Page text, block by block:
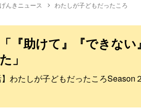
げんきニュース わたしが子どもだったころ
『助けて』『できな
」
】わたしが子どもだったころSeason